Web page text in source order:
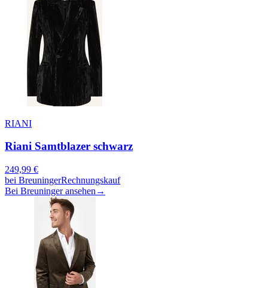
RIANI
Riani Samtblazer schwarz
249,99 €
bei BreuningerRechnungskauf
Bei Breuninger ansehen →